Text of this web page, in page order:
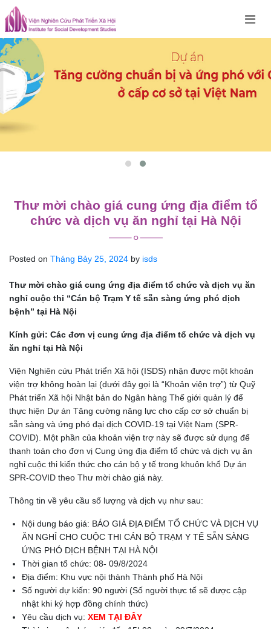
Skip
to
content
Thư mời chào giá cung ứng địa điểm tổ
chức và dịch vụ ăn nghỉ tại Hà Nội
Posted on Tháng Bảy 25, 2024 by isds
Thư mời chào giá cung ứng địa điểm tổ chức và dịch vụ ăn
nghỉ cuộc thi “Cán bộ Trạm Y tế sẵn sàng ứng phó dịch
bệnh” tại Hà Nội
Kính gửi: Các đơn vị cung ứng địa điểm tổ chức và dịch vụ
ăn nghỉ tại Hà Nội
Viện Nghiên cứu Phát triển Xã hội (ISDS) nhận được một khoản
viện trợ không hoàn lại (dưới đây gọi là “Khoản viện trợ”) từ Quỹ
Phát triển Xã hội Nhật bản do Ngân hàng Thế giới quản lý để
thực hiện Dự án Tăng cường năng lực cho cấp cơ sở chuẩn bị
sẵn sàng và ứng phó đại dịch COVID-19 tại Việt Nam (SPR-
COVID). Một phần của khoản viện trợ này sẽ được sử dụng để
thanh toán cho đơn vị Cung ứng địa điểm tổ chức và dịch vụ ăn
nghỉ cuộc thi kiến thức cho cán bộ y tế trong khuôn khổ Dự án
SPR-COVID theo Thư mời chào giá này.
Thông tin về yêu cầu số lượng và dịch vụ như sau:
Nội dung báo giá: BÁO GIÁ ĐỊA ĐIỂM TỔ CHỨC VÀ DỊCH VỤ
ĂN NGHỈ CHO CUỘC THI CÁN BỘ TRẠM Y TẾ SẴN SÀNG
ỨNG PHÓ DỊCH BỆNH TẠI HÀ NỘI
Thời gian tổ chức: 08- 09/8/2024
Địa điểm: Khu vực nội thành Thành phố Hà Nội
Số người dự kiến: 90 người (Số người thực tế sẽ được cập
nhật khi ký hợp đồng chính thức)
Yêu cầu dịch vụ: XEM TẠI ĐÂY